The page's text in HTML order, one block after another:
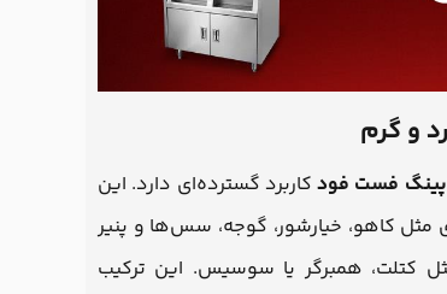
فست فود کاربرد گسترده‌ای دارد. این
کاهو، خیارشور، گوجه، سس‌ها و پنیر
کتلت، همبرگر یا سوسیس. این ترکیب